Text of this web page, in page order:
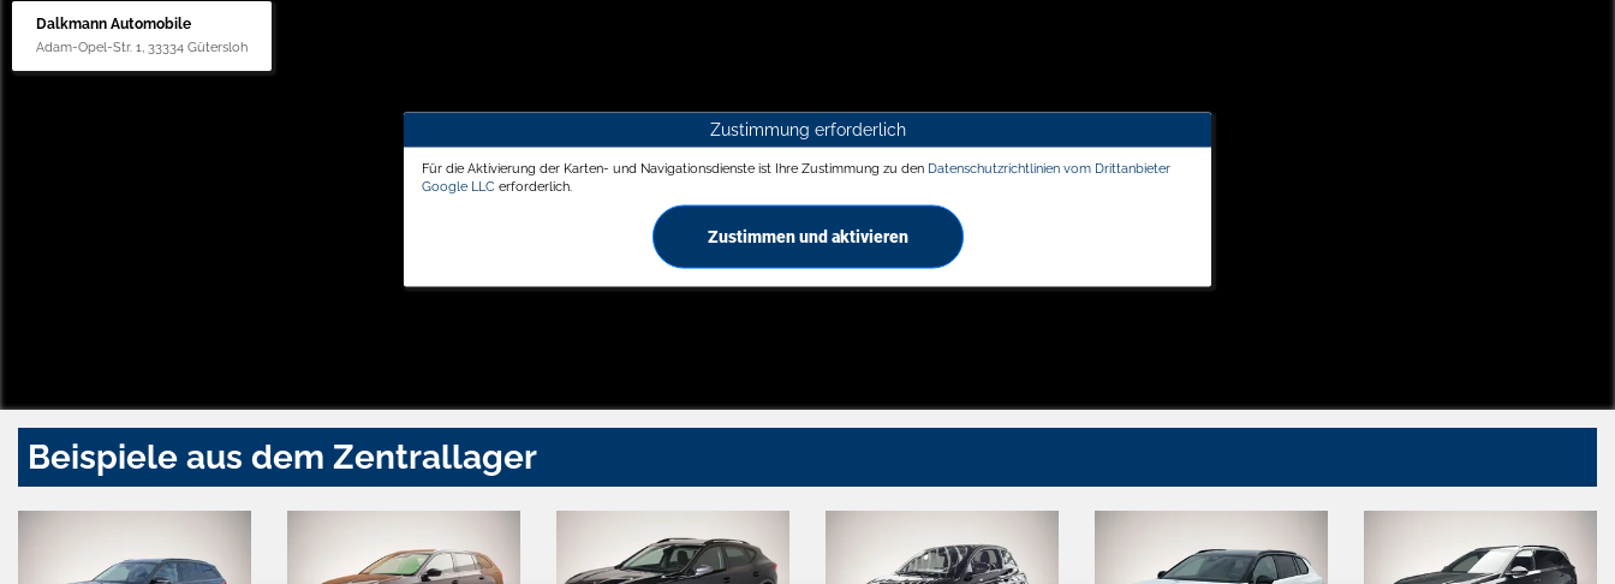
Dalkmann Automobile
Adam-Opel-Str. 1, 33334 Gütersloh
Zustimmung erforderlich
Für die Aktivierung der Karten- und Navigationsdienste ist Ihre Zustimmung zu den Datenschutzrichtlinien vom Drittanbieter
Google LLC erforderlich.
Zustimmen und aktivieren
Beispiele aus dem Zentrallager